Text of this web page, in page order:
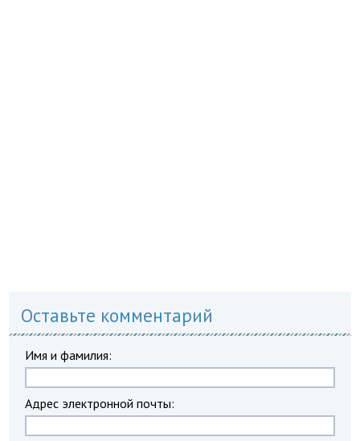
Оставьте комментарий
Имя и фамилия:
Адрес электронной почты: